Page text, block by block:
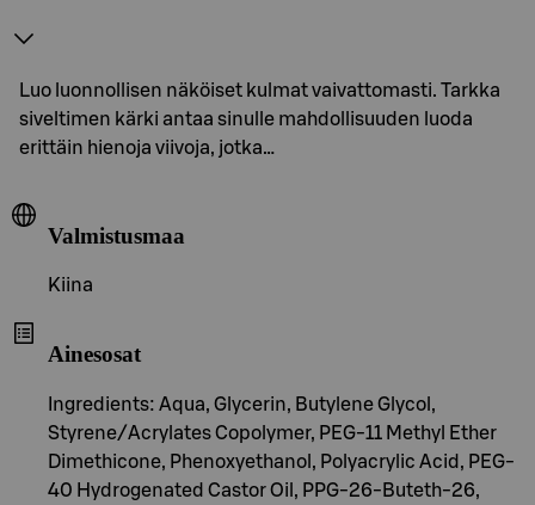
Luo luonnollisen näköiset kulmat vaivattomasti. Tarkka
siveltimen kärki antaa sinulle mahdollisuuden luoda
erittäin hienoja viivoja, jotka…
Valmistusmaa
Kiina
Ainesosat
Ingredients: Aqua, Glycerin, Butylene Glycol,
Styrene/Acrylates Copolymer, PEG-11 Methyl Ether
Dimethicone, Phenoxyethanol, Polyacrylic Acid, PEG-
40 Hydrogenated Castor Oil, PPG-26-Buteth-26,